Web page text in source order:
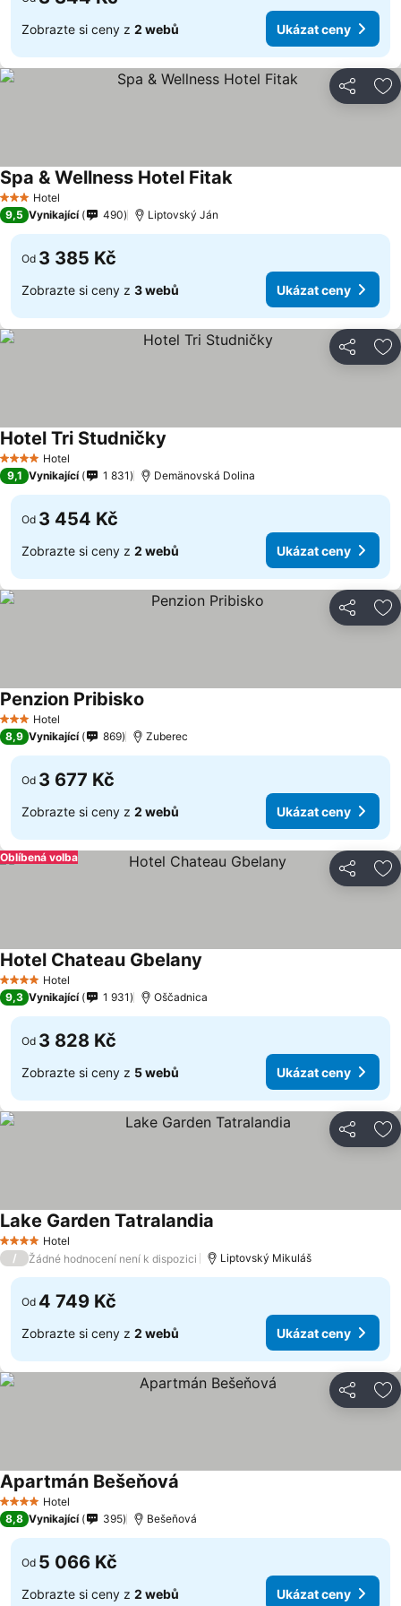
Zobrazte si ceny z 2 webů Ukázat ceny
Sdílet
3 Počet hvězdiček
Hotel
Spa & Wellness Hotel Fitak
9,5 Vynikající 490 Liptovský Ján
Od 3 385 Kč
Zobrazte si ceny z 3 webů Ukázat ceny
Sdílet
4 Počet hvězdiček
Hotel
Hotel Tri Studničky
9,1 Vynikající 1 831 Demänovská Dolina
Od 3 454 Kč
Zobrazte si ceny z 2 webů Ukázat ceny
Sdílet
3 Počet hvězdiček
Hotel
Penzion Pribisko
8,9 Vynikající 869 Zuberec
Od 3 677 Kč
Zobrazte si ceny z 2 webů Ukázat ceny
Sdílet
Oblíbená volba
4 Počet hvězdiček
Hotel
Hotel Chateau Gbelany
9,3 Vynikající 1 931 Oščadnica
Od 3 828 Kč
Zobrazte si ceny z 5 webů Ukázat ceny
Sdílet
4 Počet hvězdiček
Hotel
Lake Garden Tatralandia
/ Žádné hodnocení není k dispozici Liptovský Mikuláš
Od 4 749 Kč
Zobrazte si ceny z 2 webů Ukázat ceny
Sdílet
4 Počet hvězdiček
Hotel
Apartmán Bešeňová
8,8 Vynikající 395 Bešeňová
Od 5 066 Kč
Zobrazte si ceny z 2 webů Ukázat ceny